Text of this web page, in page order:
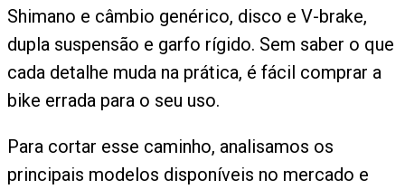
Shimano e câmbio genérico, disco e V-brake,
dupla suspensão e garfo rígido. Sem saber o que
cada detalhe muda na prática, é fácil comprar a
bike errada para o seu uso.
Para cortar esse caminho, analisamos os
principais modelos disponíveis no mercado e